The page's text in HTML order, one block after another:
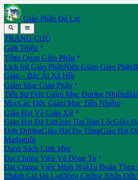
Giáo Phận Đà Lạt
 
TRANG CHỦ
Giới Thiệu 
Tổng Quan Giáo Phận 
Lịch Sử Giáo PhậnNiên Giám Giáo Phận
Giáo – Bác Ái Xã Hội
Giám Mục Giáo Phận 
Tiểu Sử Đức Giám Mục Đương Nhiệm
MụcCác Đức Giám Mục Tiền Nhiệm
Giáo Hạt Và Giáo Xứ 
Giáo Hạt Đà LạtGiáo Hạt Bảo LộcGiáo
Đơn DươngGiáo Hạt Đạ TôngGiáo Hạt
Madaguôi
Danh Sách Linh Mục
Đại Chủng Viện Và Dòng Tu 
Đại Chủng Viện Minh HoàTu Đoàn
Thánh Giá Đà LạtDòng Chứng Nhân Đức